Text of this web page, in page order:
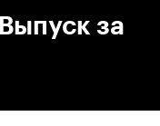
за